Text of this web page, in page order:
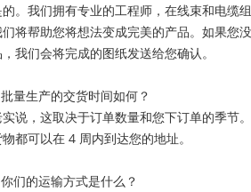
。我们拥有专业的工程师，在线束和电缆
们将帮助您将想法变成完美的产品。如果您
我们会将完成的图纸发送给您确认。
量生产的交货时间如何？
实说，这取决于订单数量和您下订单的季节
都可以在 4 周内到达您的地址。
们的运输方式是什么？